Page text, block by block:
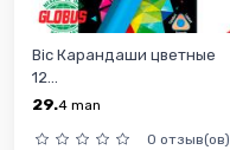
Bic Карандаши цветные
12...
29.4 man
0 отзыв(ов)